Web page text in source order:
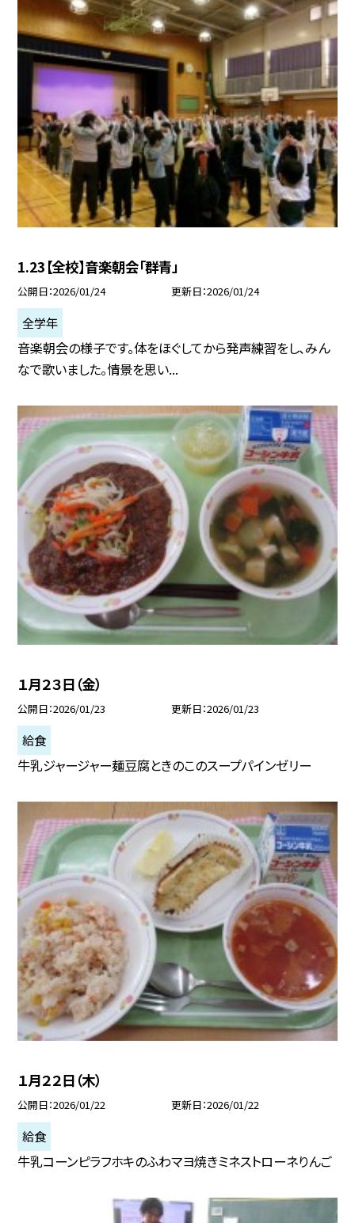
1.23【全校】音楽朝会「群青」
公開日 2026/01/24 更新日 2026/01/24
全学年
音楽朝会の様子です。体をほぐしてから発声練習をし、みん
なで歌いました。情景を思い...
１月２３日（金）
公開日 2026/01/23 更新日 2026/01/23
給食
牛乳ジャージャー麺豆腐ときのこのスープパインゼリー
１月２２日（木）
公開日 2026/01/22 更新日 2026/01/22
給食
牛乳コーンピラフホキのふわマヨ焼きミネストローネりんご